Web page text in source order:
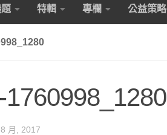
特輯 專欄 公益策略
1760998_1280
月, 2017